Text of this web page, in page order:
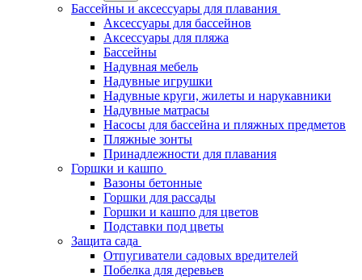
Бассейны и аксессуары для плавания
Аксессуары для бассейнов
Аксессуары для пляжа
Бассейны
Надувная мебель
Надувные игрушки
Надувные круги, жилеты и нарукавники
Надувные матрасы
Насосы для бассейна и пляжных предметов
Пляжные зонты
Принадлежности для плавания
Горшки и кашпо
Вазоны бетонные
Горшки для рассады
Горшки и кашпо для цветов
Подставки под цветы
Защита сада
Отпугиватели садовых вредителей
Побелка для деревьев